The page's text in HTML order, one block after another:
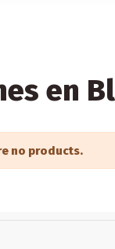
en
no products.